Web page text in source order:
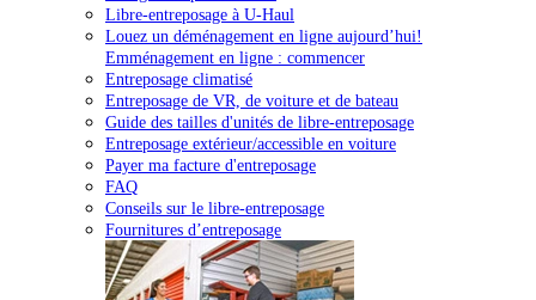
Libre-entreposage à U-Haul
Louez un déménagement en ligne aujourd’hui!
Emménagement en ligne : commencer
Entreposage climatisé
Entreposage de VR, de voiture et de bateau
Guide des tailles d'unités de libre-entreposage
Entreposage extérieur/accessible en voiture
Payer ma facture d'entreposage
FAQ
Conseils sur le libre-entreposage
Fournitures d’entreposage